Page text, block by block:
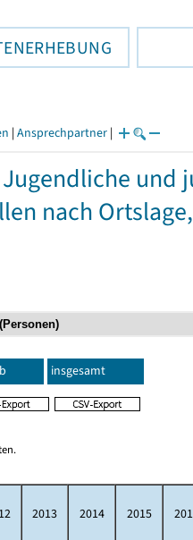
| Ansprechpartner |
und
nach
insgesamt
2013 2014 2015